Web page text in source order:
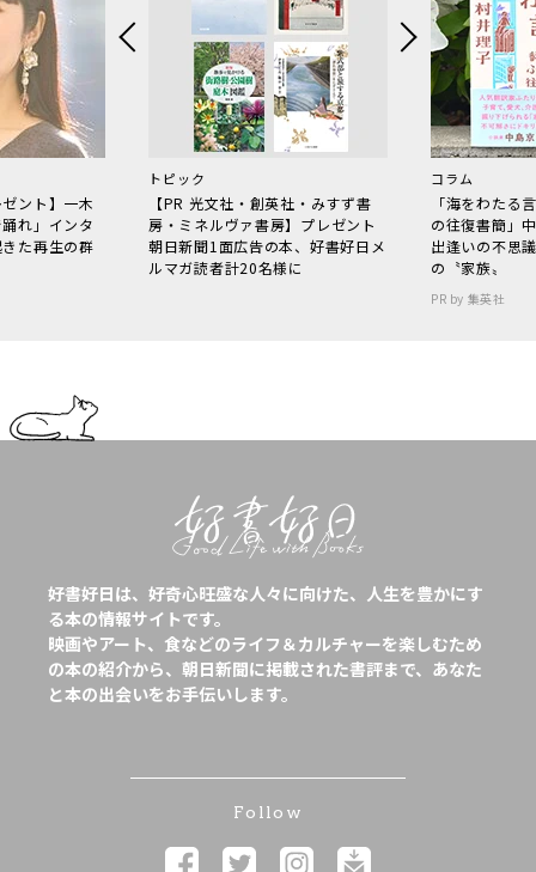
ント】一木
れ」インタ
た再生の群
トピック
【PR 光文社・創英社・みすず書
房・ミネルヴァ書房】プレゼント
朝日新聞1面広告の本、好書好日メ
ルマガ読者計20名様に
コラム
「海をわた
の往復書簡」
出逢いの不思
の〝家族〟
PR by 集英社
好書好日は、好奇心旺盛な人々に向けた、人生を豊かにす
る本の情報サイトです。
映画やアート、食などのライフ＆カルチャーを楽しむため
の本の紹介から、朝日新聞に掲載された書評まで、あなた
と本の出会いをお手伝いします。
Follow